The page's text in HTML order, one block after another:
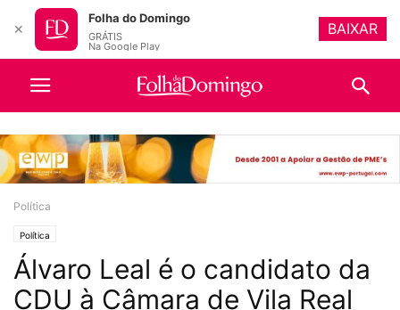
Política
Política
Álvaro Leal é o candidato da
CDU à Câmara de Vila Real
✕
Folha do Domingo
GRÁTIS
Na Google Play
BAIXAR